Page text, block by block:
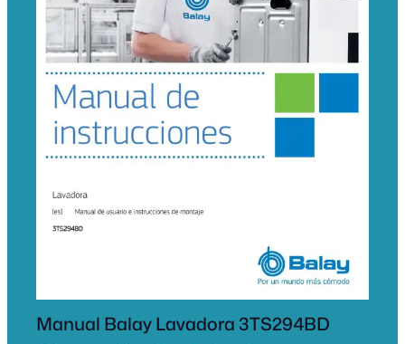
Manual Balay Lavadora 3TS294BD